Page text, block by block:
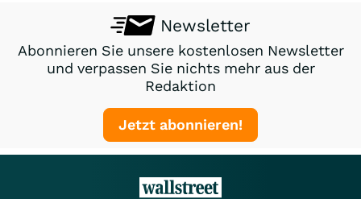
Newsletter
Abonnieren Sie unsere kostenlosen Newsletter
und verpassen Sie nichts mehr aus der
Redaktion
Jetzt abonnieren!